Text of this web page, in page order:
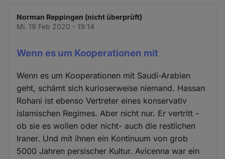
Norman Reppingen (nicht überprüft)
Mi. 19 Feb 2020 - 19:14
Wenn es um Kooperationen mit
Wenn es um Kooperationen mit Saudi-Arabien
geht, schämt sich kurioserweise niemand. Hassan
Rohani ist ebenso Vertreter eines konservativ
islamischen Regimes. Aber nicht nur. Er vertritt -
ob sie es wollen oder nicht- auch die restlichen
Iraner. Und mit ihnen ein Kontinuum von grob
5000 Jahren persischer Kultur. Avicenna war ein